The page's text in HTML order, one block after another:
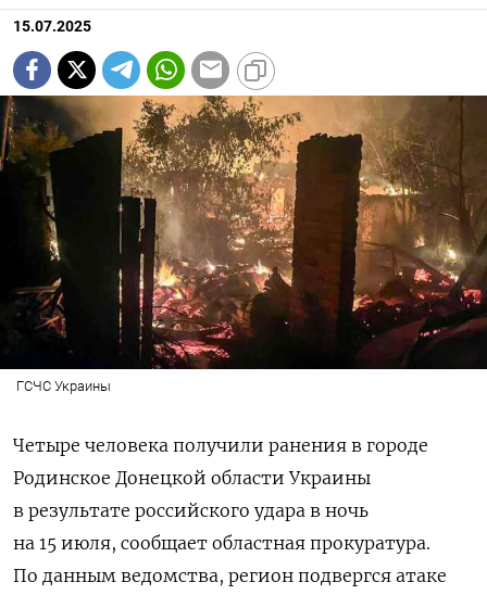
15.07.2025
ГСЧС Украины
Четыре человека получили ранения в городе
Родинское Донецкой области Украины
в результате российского удара в ночь
на 15 июля, сообщает областная прокуратура.
По данным ведомства, регион подвергся атаке